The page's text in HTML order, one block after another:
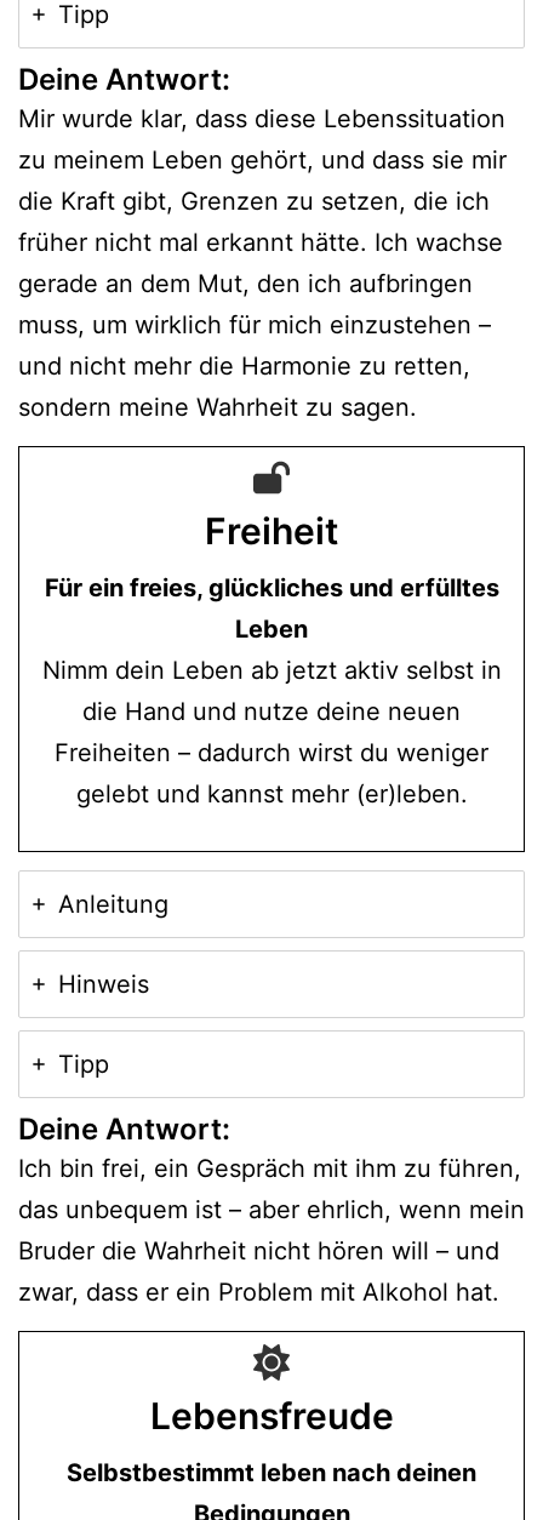
Tipp
Deine Antwort:
Mir wurde klar, dass diese Lebenssituation
zu meinem Leben gehört, und dass sie mir
die Kraft gibt, Grenzen zu setzen, die ich
früher nicht mal erkannt hätte. Ich wachse
gerade an dem Mut, den ich aufbringen
muss, um wirklich für mich einzustehen –
und nicht mehr die Harmonie zu retten,
sondern meine Wahrheit zu sagen.
Freiheit
Für ein freies, glückliches und erfülltes
Leben
Nimm dein Leben ab jetzt aktiv selbst in
die Hand und nutze deine neuen
Freiheiten – dadurch wirst du weniger
gelebt und kannst mehr (er)leben.
Anleitung
Hinweis
Tipp
Deine Antwort:
Ich bin frei, ein Gespräch mit ihm zu führen,
das unbequem ist – aber ehrlich, wenn mein
Bruder die Wahrheit nicht hören will – und
zwar, dass er ein Problem mit Alkohol hat.
Lebensfreude
Selbstbestimmt leben nach deinen
Bedingungen